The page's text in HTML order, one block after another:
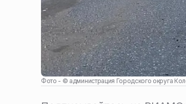
Фото - © администрация Городского округа